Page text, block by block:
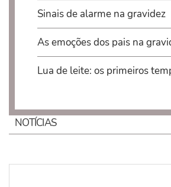
Sinais de alarme na gravidez
As emoções dos pais na
Lua de leite: os primeiros
NOTÍCIAS